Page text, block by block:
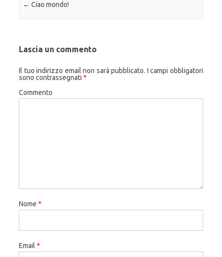
Navigazione articolo
← Ciao mondo!
Lascia un commento
Il tuo indirizzo email non sarà pubblicato. I campi obbligatori
sono contrassegnati *
Commento
Nome *
Email *